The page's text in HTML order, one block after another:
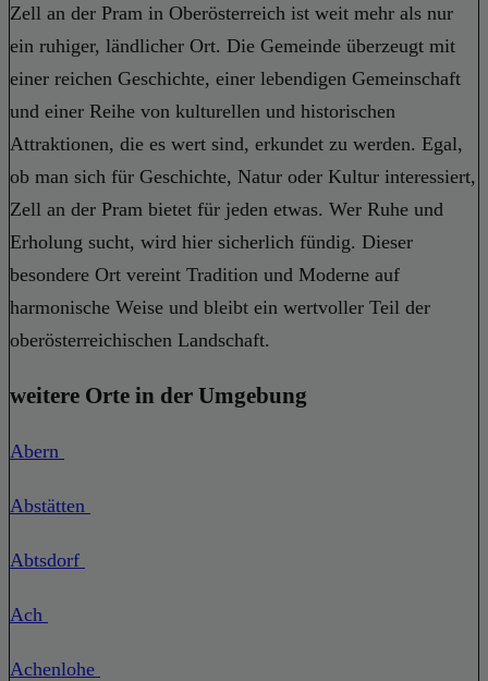
Zell an der Pram in Oberösterreich ist weit mehr als nur
ein ruhiger, ländlicher Ort. Die Gemeinde überzeugt mit
einer reichen Geschichte, einer lebendigen Gemeinschaft
und einer Reihe von kulturellen und historischen
Attraktionen, die es wert sind, erkundet zu werden. Egal,
ob man sich für Geschichte, Natur oder Kultur interessiert,
Zell an der Pram bietet für jeden etwas. Wer Ruhe und
Erholung sucht, wird hier sicherlich fündig. Dieser
besondere Ort vereint Tradition und Moderne auf
harmonische Weise und bleibt ein wertvoller Teil der
oberösterreichischen Landschaft.
weitere Orte in der Umgebung
Abern
Abstätten
Abtsdorf
Ach
Achenlohe